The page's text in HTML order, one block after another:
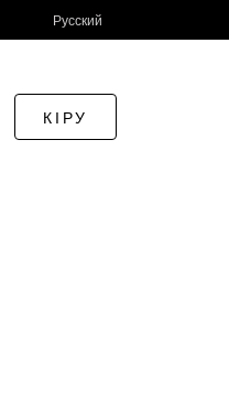
Русский
КІРУ